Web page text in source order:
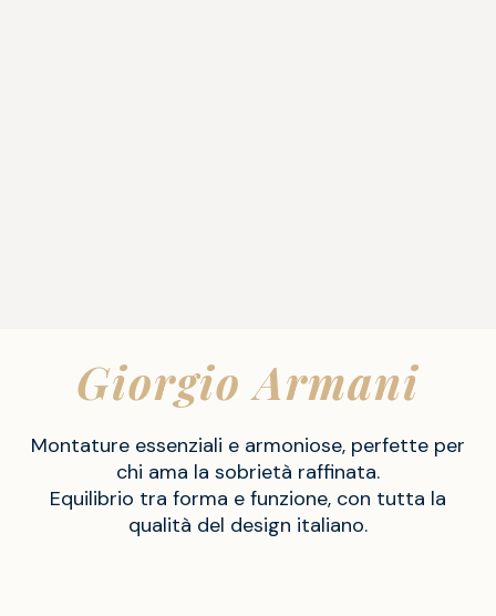
Giorgio Armani
Montature essenziali e armoniose, perfette per
chi ama la sobrietà raffinata.
Equilibrio tra forma e funzione, con tutta la
qualità del design italiano.